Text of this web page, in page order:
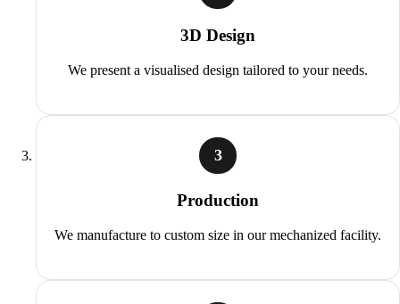
3D Design
We present a visualised design tailored to your needs.
3
Production
We manufacture to custom size in our mechanized facility.